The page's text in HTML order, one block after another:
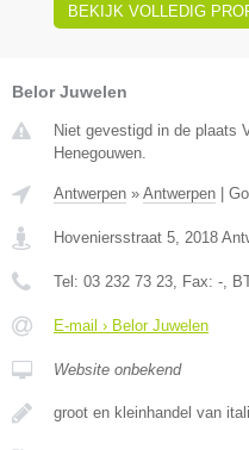
BEKIJK VOLLEDIG
Belor Juwelen
Niet gevestigd in de plaats
Henegouwen.
Antwerpen » Antwerpen |
Hoveniersstraat 5 2018
Tel: 03 232 73 23 , Fax: - ,
E-mail › Belor Juwelen
Website onbekend
groot en kleinhandel van